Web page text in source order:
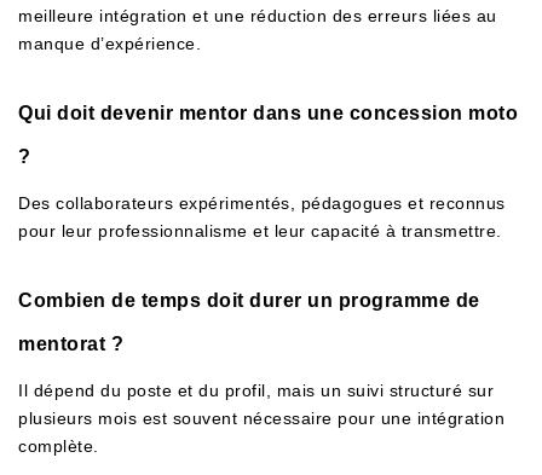
meilleure intégration et une réduction des erreurs liées au
manque d’expérience.
Qui doit devenir mentor dans une concession moto
?
Des collaborateurs expérimentés, pédagogues et reconnus
pour leur professionnalisme et leur capacité à transmettre.
Combien de temps doit durer un programme de
mentorat ?
Il dépend du poste et du profil, mais un suivi structuré sur
plusieurs mois est souvent nécessaire pour une intégration
complète.